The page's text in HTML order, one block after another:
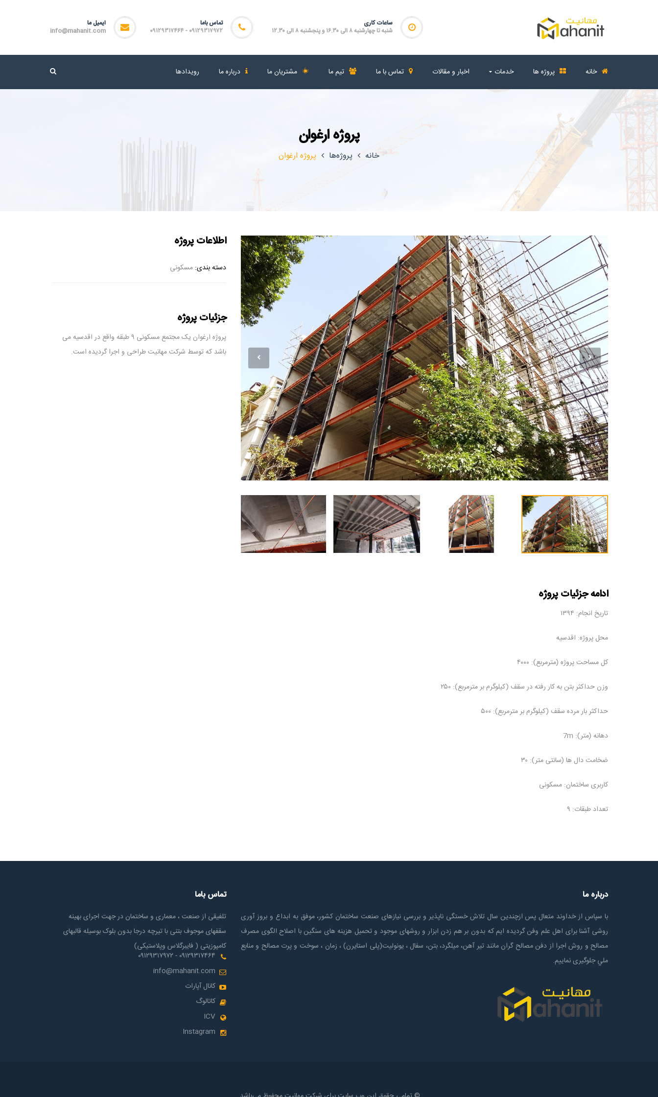
ایمیل ما
info@mahanit.com
تماس باما
۰۹۱۲۹۳۱۷۹۷۲ - ۰۹۱۲۹۳۱۷۴۶۴
ساعات کاری
شنبه تا چهارشنبه ۸ الی ۱۶.۳۰ و پنجشنبه ۸ الی ۱۲.۳۰
خانه پروژه ها خدمات اخبار و مقالات تماس با ما تیم ما مشتریان ما درباره ما رویدادها
پروژه ارغوان
خانه پروژه‌ها پروژه ارغوان
اطلاعات پروژه
دسته بندی: مسکونی
جزئیات پروژه
پروژه ارغوان یک مجتمع مسکونی ۹ طبقه واقع در اقدسیه می
باشد که توسط شرکت مهانیت طراحی و اجرا گردیده است.
ادامه جزئیات پروژه
تاریخ انجام: ۱۳۹۴
محل پروژه: اقدسیه
کل مساحت پروژه (مترمربع): ۴۰۰۰
وزن حداکثر بتن به کار رفته در سقف (کیلوگرم بر مترمربع): ۲۵۰
حداکثر بار مرده سقف (کیلوگرم بر مترمربع): ۵۰۰
دهانه (متر): 7m
ضخامت دال ها (سانتی متر): ۳۰
کاربری ساختمان: مسکونی
تعداد طبقات: ۹
درباره ما
با سپاس از خداوند متعال پس ازچندين سال تلاش خستگی ناپذير و بررسی نیازهای صنعت ساختمان كشور، موفق به ابداع و بروز آوری
روشی آشنا برای اهل علم وفن گردیده ایم که بدون بر هم زدن ابزار و روشهای موجود و تحمیل هزینه های سنگین با اصلاح الگوی مصرف
مصالح و روش اجرا از دفن مصالح گران مانند تیر آهن، میلگرد، بتن، سفال ، یونولیت(پلی استايرن) ، زمان ، سوخت و پرت مصالح و منابع
ملي جلوگیری نماییم.
تماس باما
تلفیقی از صنعت ، معماری و ساختمان در جهت اجرای بهینه
سقفهای موجوف بتنی با تیرچه درجا بدون بلوک بوسیله قالبهای
کامپوزیتی ( فایبرگلاس وپلاستیکی)
۰۹۱۲۹۳۱۷۴۶۴ - ۰۹۱۲۹۳۱۷۹۷۲
info@mahanit.com
کانال آپارات
کاتالوگ
ICV
Instagram